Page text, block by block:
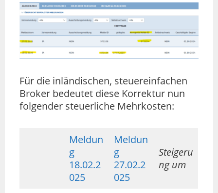
Für die inländischen, steuereinfachen
Broker bedeutet diese Korrektur nun
folgender steuerliche Mehrkosten:
Meldun
g
18.02.2
025
Meldun
g
27.02.2
025
Steigeru
ng um